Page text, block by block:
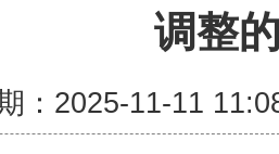
调整
：2025-11-11